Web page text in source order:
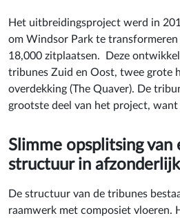
Het uitbreidingsproject werd in
om Windsor Park te
18,000 zitplaatsen. Deze
tribunes Zuid en Oost, twee grote
overdekking (The Quaver). De
grootste deel van het project, want
Slimme opsplitsing van
structuur in
De structuur van de tribunes
raamwerk met composiet vloeren.